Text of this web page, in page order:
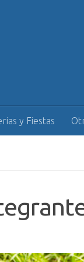
y Fiestas